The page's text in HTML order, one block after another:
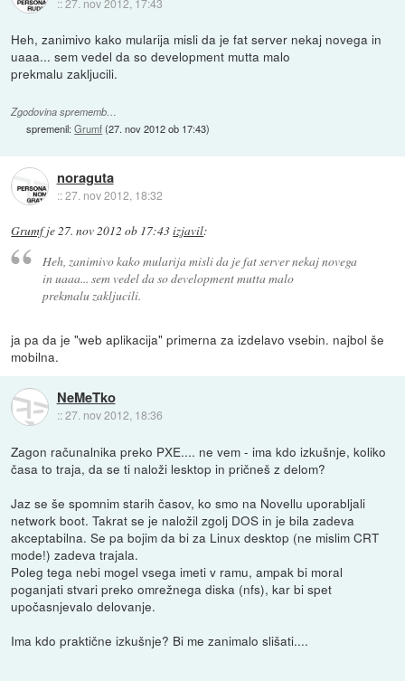
Heh, zanimivo kako mularija misli da je fat server nekaj novega in
uaaa... sem vedel da so development mutta malo
prekmalu zakljucili.
Zgodovina sprememb…
spremenil:Grumf(27. nov 2012 ob 17:43)
noraguta
::27. nov 2012, 18:32
Grumfje27. nov 2012 ob 17:43izjavil:
Heh, zanimivo kako mularija misli da je fat server nekaj novega
in uaaa... sem vedel da so development mutta malo
prekmalu zakljucili.
ja pa da je "web aplikacija" primerna za izdelavo vsebin. najbol še
mobilna.
NeMeTko
::27. nov 2012, 18:36
Zagon računalnika preko PXE.... ne vem - ima kdo izkušnje, koliko
časa to traja, da se ti naloži lesktop in pričneš z delom?
Jaz se še spomnim starih časov, ko smo na Novellu uporabljali
network boot. Takrat se je naložil zgolj DOS in je bila zadeva
akceptabilna. Se pa bojim da bi za Linux desktop (ne mislim CRT
mode!) zadeva trajala.
Poleg tega nebi mogel vsega imeti v ramu, ampak bi moral
poganjati stvari preko omrežnega diska (nfs), kar bi spet
upočasnjevalo delovanje.
Ima kdo praktične izkušnje? Bi me zanimalo slišati....